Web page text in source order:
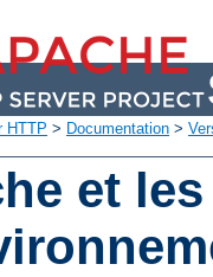
HTTP > Documentation >
et